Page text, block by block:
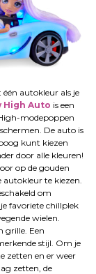
autokleur als je
High Auto is een
modepoppen
De auto is
kunt kiezen
door alle kleuren!
op de gouden
te kiezen.
om
favoriete chillplek
wielen.
grille. Een
stijl. Om je
zetten en er weer
zetten, de